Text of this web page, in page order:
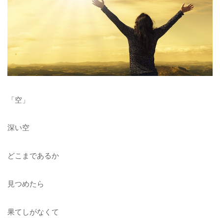
「空」
深い空
どこまであるか
見つめたら
果てしがなくて